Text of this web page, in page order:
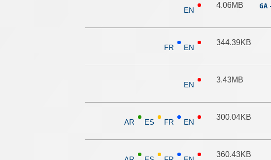
4.06MB
EN
344.39KB
EN
FR
3.43MB
EN
300.04KB
EN
FR
ES
AR
360.43KB